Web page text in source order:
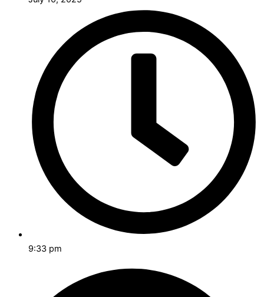
9:33 pm